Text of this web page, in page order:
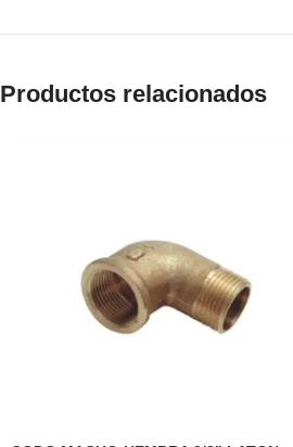
Productos relacionados